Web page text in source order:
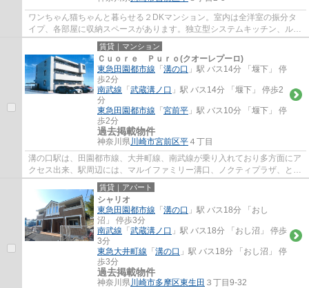
ワンちゃん猫ちゃんと暮らせる２DKマンション。室内は全洋室の振分タ
イプ、各部屋に収納スペースがあります。独立型システムキッチン、ルー
ムシェアもご相談可。敷地内に駐車場、室内...
賃貸｜マンション
Ｃｕｏｒｅ Ｐｕｒｏ(クオーレプーロ)
東急田園都市線 「 溝の口 」駅 バス14分 「堰下」 停
歩2分
南武線 「 武蔵溝ノ口 」駅 バス14分 「堰下」 停歩2
分
東急田園都市線 「 宮前平 」駅 バス10分 「堰下」 停
歩2分
過去掲載物件
神奈川県川崎市宮前区平 ４丁目
溝の口駅は、田園都市線、大井町線、南武線が乗り入れており多方面にア
クセス出来、駅周辺には、マルイファミリー溝口、ノクティプラザ、とい
ったデパートやレストラン街、イトーヨー...
賃貸｜アパート
シャリオ
東急田園都市線 「 溝の口 」駅 バス18分 「おし
沼」 停歩3分
南武線 「 武蔵溝ノ口 」駅 バス18分 「おし沼」 停歩
3分
東急大井町線 「 溝の口 」駅 バス18分 「おし沼」 停
歩3分
過去掲載物件
神奈川県川崎市多摩区東生田 ３丁目9-32